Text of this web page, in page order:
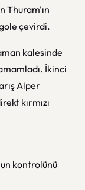
Thuram'ın
gole çevirdi.
kalesinde
İkinci
Alper
kırmızı
kontrolünü